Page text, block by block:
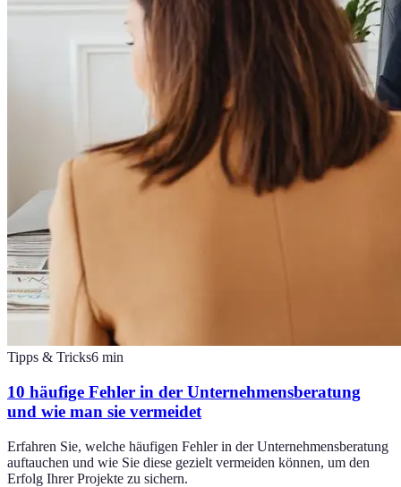
Tipps & Tricks6 min
10 häufige Fehler in der Unternehmensberatung
und wie man sie vermeidet
Erfahren Sie, welche häufigen Fehler in der Unternehmensberatung
auftauchen und wie Sie diese gezielt vermeiden können, um den
Erfolg Ihrer Projekte zu sichern.